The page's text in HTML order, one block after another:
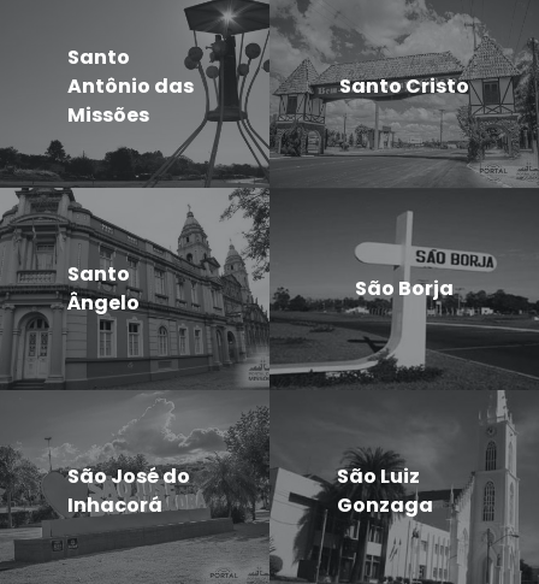
Santo
Antônio das
Missões
Santo Cristo
Santo
Ângelo
São Borja
São José do
Inhacorá
São Luiz
Gonzaga